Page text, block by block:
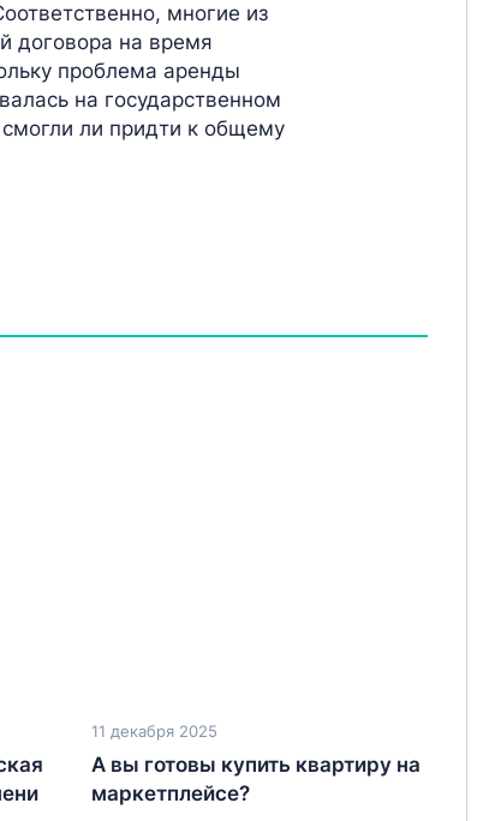
многие из
договора на время
проблема аренды
на государственном
ли придти к общему
11 декабря 2025
А вы готовы купить квартиру на
маркетплейсе?